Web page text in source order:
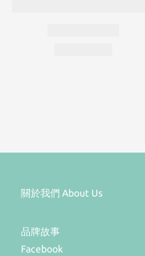
關於我們 About Us
品牌故事
Facebook